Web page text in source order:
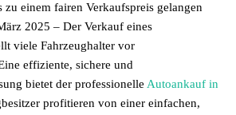
zu einem fairen Verkaufspreis gelangen
2025 – Der Verkauf eines
viele Fahrzeughalter vor
effiziente, sichere und
bietet der professionelle Autoankauf in
profitieren von einer einfachen,